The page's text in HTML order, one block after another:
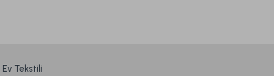
Ev Tekstili